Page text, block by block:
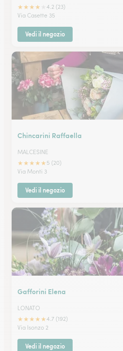
★★★★
4.2 (23)
Via Casette 35
Vedi il negozio
Chincarini Raffaella
MALCESINE
★★★★★ 5 (20)
Via Monti 3
Vedi il negozio
Gafforini Elena
LONATO
★★★★★4.7 (192)
Via Isonzo 2
Vedi il negozio